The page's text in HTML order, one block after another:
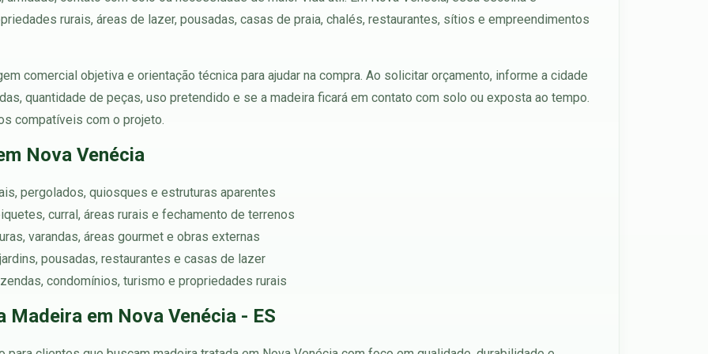
rurais, áreas de lazer, pousadas, casas de praia, chalés, restaurantes, sítios e empreendimentos
comercial objetiva e orientação técnica para ajudar na compra. Ao solicitar orçamento, informe a cidade
quantidade de peças, uso pretendido e se a madeira ficará em contato com solo ou exposta ao tempo.
compatíveis com o projeto.
Nova Venécia
pergolados, quiosques e estruturas aparentes
curral, áreas rurais e fechamento de terrenos
varandas, áreas gourmet e obras externas
pousadas, restaurantes e casas de lazer
condomínios, turismo e propriedades rurais
em Nova Venécia - ES